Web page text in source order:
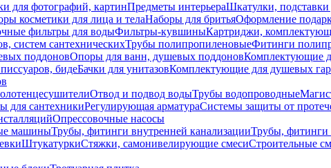
для фотографий, картинПредметы интерьераШкатулки,
косметики для лица и телаНаборы для бритьяОформление
фильтры для водыФильтры-кувшиныКартриджи,
систем сантехническихТрубы полипропиленовыеФитинги
поддоновОпоры для ванн, душевых поддоновКомплектующие
бидеБачки для унитазовКомплектующие для душевых
Отвод и подвод водыТрубы водопроводные
для сантехникиРегулирующая арматураСистемы защиты от
Опрессовочные насосы
машиныТрубы, фитинги внутренней канализацииТрубы, фитинги
ШтукатуркиСтяжки, самонивелирующие смесиСтроительные